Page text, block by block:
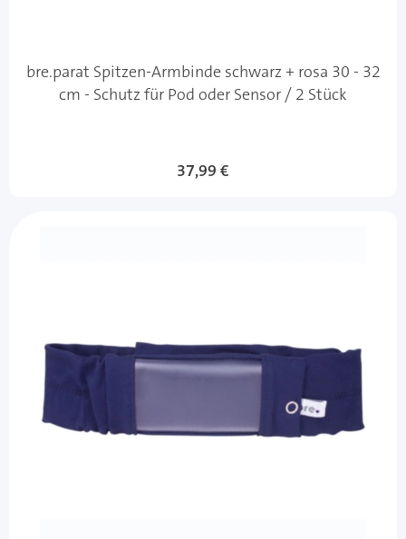
bre.parat Spitzen-Armbinde schwarz + rosa 30 - 32
cm - Schutz für Pod oder Sensor / 2 Stück
37,99 €